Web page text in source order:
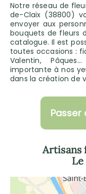
Notre réseau de
de-Claix (38800)
envoyer aux
bouquets de fleurs
catalogue. Il est
toutes occasions :
Valentin,
importante à nos
dans la création de
Artisans